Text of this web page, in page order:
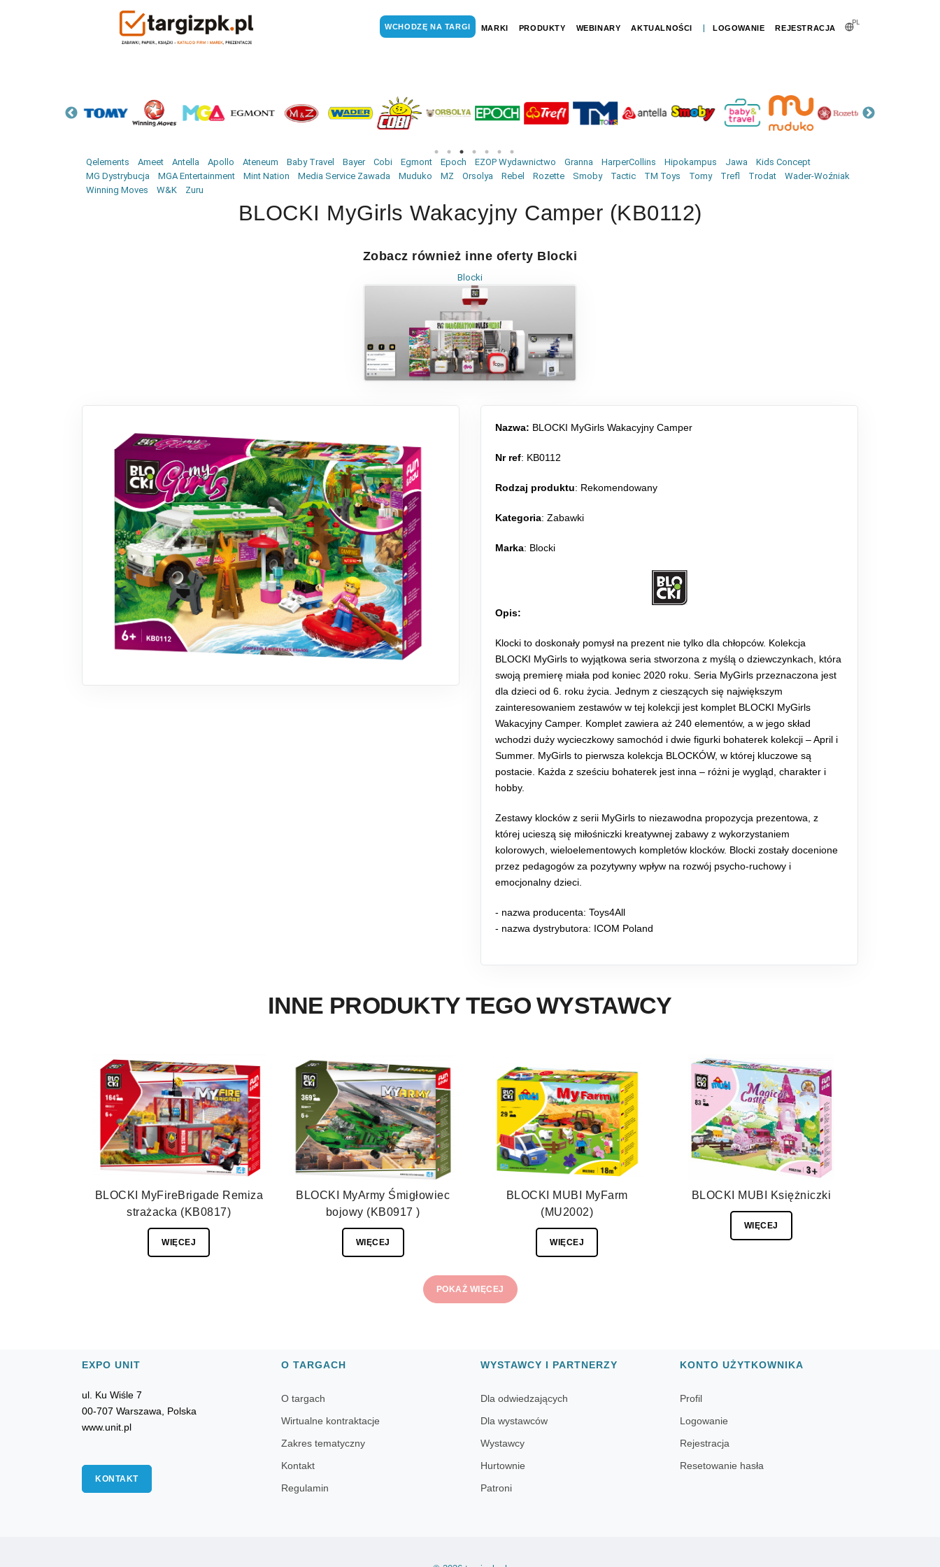
PL
WCHODZĘ NA TARGI MARKI PRODUKTY WEBINARY AKTUALNOŚCI | LOGOWANIE REJESTRACJA
Qelements Ameet Antella Apollo Ateneum Baby Travel Bayer Cobi Egmont Epoch EZOP Wydawnictwo Granna HarperCollins Hipokampus Jawa
Kids Concept
MG Dystrybucja
MGA Entertainment Mint Nation Media Service Zawada Muduko MZ Orsolya Rebel Rozette Smoby Tactic TM Toys Tomy Trefl Trodat
Wader-Woźniak
Winning Moves
W&K Zuru
BLOCKI MyGirls Wakacyjny Camper (KB0112)
Zobacz również inne oferty Blocki
Blocki
Nazwa: BLOCKI MyGirls Wakacyjny Camper
Nr ref: KB0112
Rodzaj produktu: Rekomendowany
Kategoria: Zabawki
Marka: Blocki
Opis:
Klocki to doskonały pomysł na prezent nie tylko dla chłopców. Kolekcja
BLOCKI MyGirls to wyjątkowa seria stworzona z myślą o dziewczynkach, która
swoją premierę miała pod koniec 2020 roku. Seria MyGirls przeznaczona jest
dla dzieci od 6. roku życia. Jednym z cieszących się największym
zainteresowaniem zestawów w tej kolekcji jest komplet BLOCKI MyGirls
Wakacyjny Camper. Komplet zawiera aż 240 elementów, a w jego skład
wchodzi duży wycieczkowy samochód i dwie figurki bohaterek kolekcji – April i
Summer. MyGirls to pierwsza kolekcja BLOCKÓW, w której kluczowe są
postacie. Każda z sześciu bohaterek jest inna – różni je wygląd, charakter i
hobby.
Zestawy klocków z serii MyGirls to niezawodna propozycja prezentowa, z
której ucieszą się miłośniczki kreatywnej zabawy z wykorzystaniem
kolorowych, wieloelementowych kompletów klocków. Blocki zostały docenione
przez pedagogów za pozytywny wpływ na rozwój psycho-ruchowy i
emocjonalny dzieci.
- nazwa producenta: Toys4All
- nazwa dystrybutora: ICOM Poland
INNE PRODUKTY TEGO WYSTAWCY
BLOCKI MyFireBrigade Remiza
strażacka (KB0817)
WIĘCEJ
BLOCKI MyArmy Śmigłowiec
bojowy (KB0917 )
WIĘCEJ
BLOCKI MUBI MyFarm
(MU2002)
WIĘCEJ
BLOCKI MUBI Księżniczki
WIĘCEJ
POKAŻ WIĘCEJ
EXPO UNIT
ul. Ku Wiśle 7
00-707 Warszawa, Polska
www.unit.pl
KONTAKT
O TARGACH
O targach
Wirtualne kontraktacje
Zakres tematyczny
Kontakt
Regulamin
WYSTAWCY I PARTNERZY
Dla odwiedzających
Dla wystawców
Wystawcy
Hurtownie
Patroni
KONTO UŻYTKOWNIKA
Profil
Logowanie
Rejestracja
Resetowanie hasła